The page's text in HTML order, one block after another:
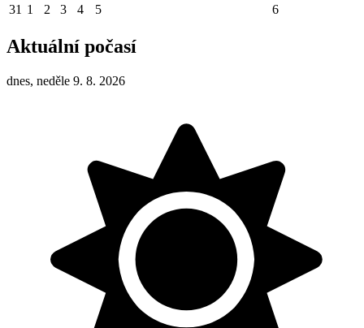
31 1 2 3 4 5 6
Aktuální počasí
dnes, neděle 9. 8. 2026